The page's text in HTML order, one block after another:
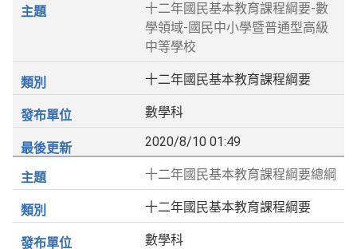
十二年國民基本教育課程綱要-數
學領域-國民中小學暨普通型高級
中等學校
十二年國民基本教育課程綱要
數學科
2020/8/10 01:49
十二年國民基本教育課程綱要總綱
十二年國民基本教育課程綱要
數學科